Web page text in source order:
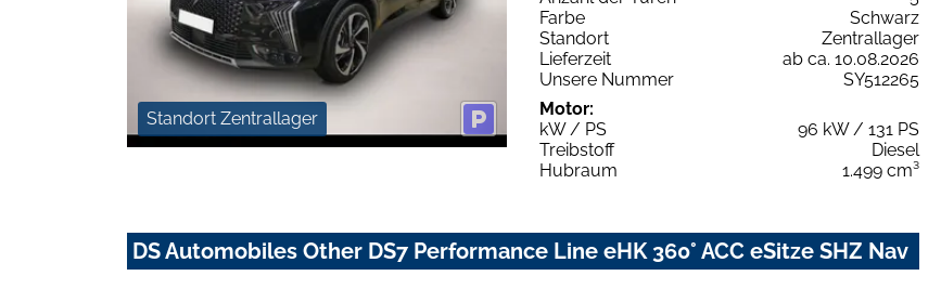
Standort Zentrallager
Farbe
Schwarz
Standort
Zentrallager
Lieferzeit
ab ca. 10.08.2026
Unsere Nummer
SY512265
Motor:
kW / PS
96 kW / 131 PS
Treibstoff
Diesel
Hubraum
1.499 cm³
DS Automobiles Other DS7 Performance Line eHK 360° ACC eSitze SHZ Nav